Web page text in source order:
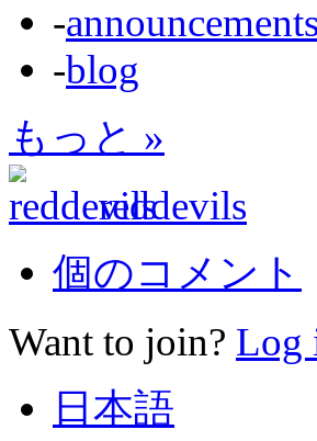
-announcements
-blog
もっと »
reddevils
個のコメント
Want to join? Log
日本語